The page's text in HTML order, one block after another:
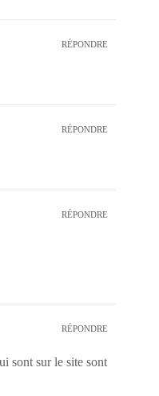
RÉPONDRE
RÉPONDRE
RÉPONDRE
RÉPONDRE
sont sur le site sont